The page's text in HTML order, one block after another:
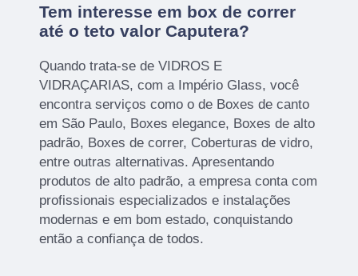
Tem interesse em box de correr
até o teto valor Caputera?
Quando trata-se de VIDROS E
VIDRAÇARIAS, com a Império Glass, você
encontra serviços como o de Boxes de canto
em São Paulo, Boxes elegance, Boxes de alto
padrão, Boxes de correr, Coberturas de vidro,
entre outras alternativas. Apresentando
produtos de alto padrão, a empresa conta com
profissionais especializados e instalações
modernas e em bom estado, conquistando
então a confiança de todos.